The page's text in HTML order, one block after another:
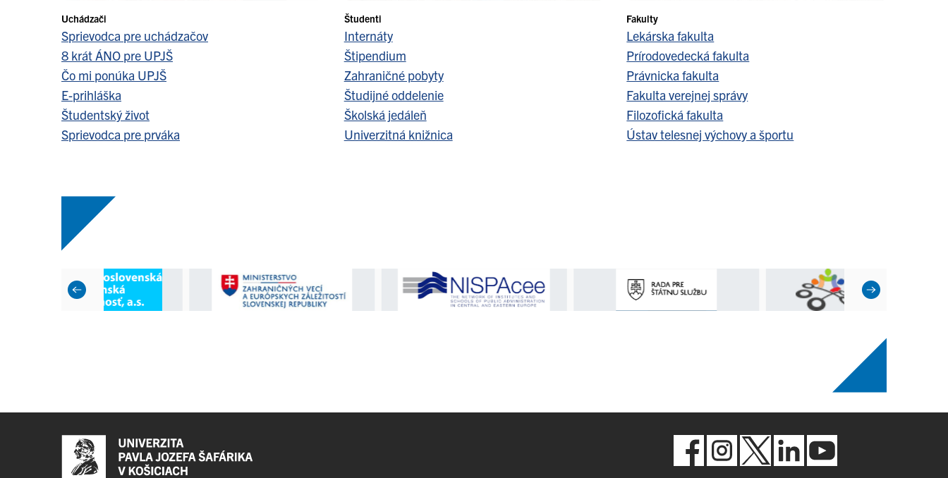
Uchádzači
Sprievodca pre uchádzačov
8 krát ÁNO pre UPJŠ
Čo mi ponúka UPJŠ
E-prihláška
Študentský život
Sprievodca pre prváka
Študenti
Internáty
Štipendium
Zahraničné pobyty
Študijné oddelenie
Školská jedáleň
Univerzitná knižnica
Fakulty
Lekárska fakulta
Prírodovedecká fakulta
Právnicka fakulta
Fakulta verejnej správy
Filozofická fakulta
Ústav telesnej výchovy a športu